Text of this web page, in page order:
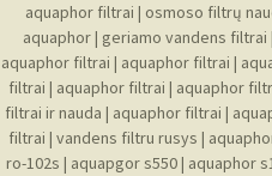
aquaphor filtrai | osmoso filtrų
aquaphor| geriamo vandens filtrai |
aquaphor filtrai | aquaphor filtrai |
filtrai | aquaphor filtrai | aquaphor
filtrai ir nauda | aquaphor filtrai |
filtrai | vandens filtru rusys |
ro-102s | aquapgor s550| aquaphor